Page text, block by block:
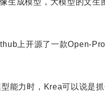
生成模型，大模型的文生
上开源了一款Open-
能力时，Krea可以说是